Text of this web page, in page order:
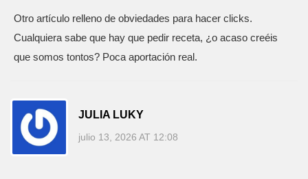
Otro artículo relleno de obviedades para hacer clicks.
Cualquiera sabe que hay que pedir receta, ¿o acaso creéis
que somos tontos? Poca aportación real.
JULIA LUKY
julio 13, 2026 AT 12:08